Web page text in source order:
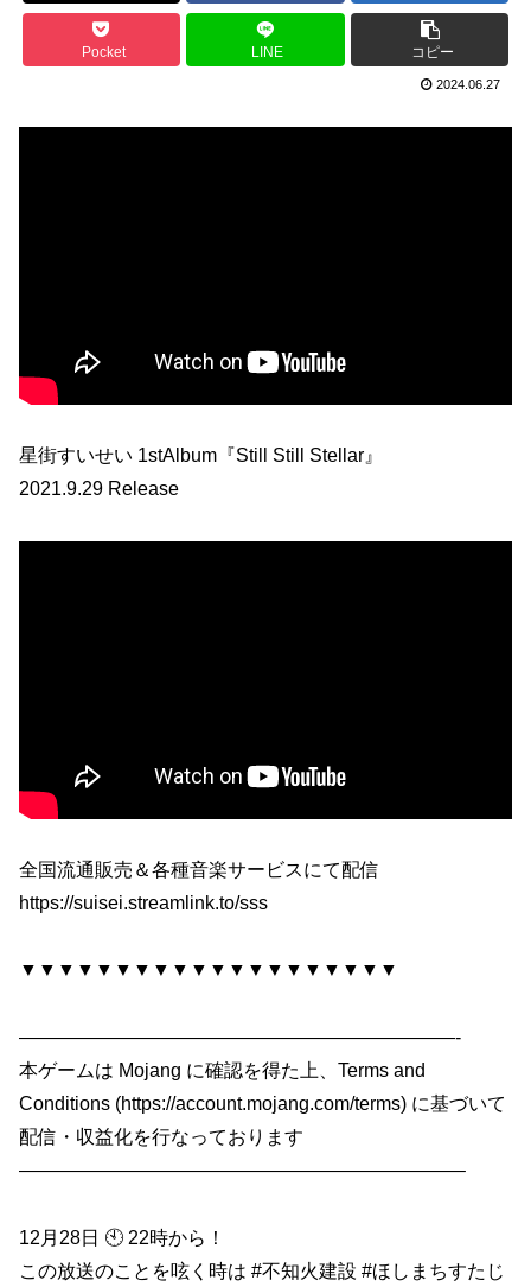
Pocket LINE コピー
2024.06.27
星街すいせい 1stAlbum『Still Still Stellar』
2021.9.29 Release
全国流通販売＆各種音楽サービスにて配信
https://suisei.streamlink.to/sss
▼▼▼▼▼▼▼▼▼▼▼▼▼▼▼▼▼▼▼▼
———————————————————————-
本ゲームは Mojang に確認を得た上、Terms and
Conditions (https://account.mojang.com/terms) に基づいて
配信・収益化を行なっております
———————————————————————–
12月28日 🕙 22時から！
この放送のことを呟く時は #不知火建設 #ほしまちすたじ